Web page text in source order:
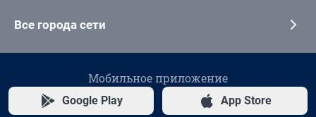
Все города сети
Мобильное приложение
Google Play App Store